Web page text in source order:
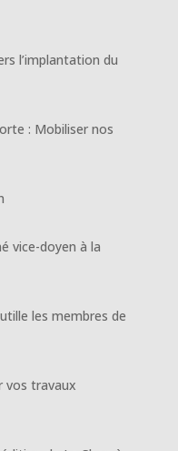
l’implantation du
: Mobiliser nos
vice-doyen à la
les membres de
vos travaux